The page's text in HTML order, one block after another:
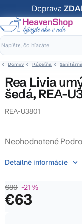
na
obsah
Doprava
Domov Kúpeľňa
Rea Livia
šedá, REA-
REA-U3801
Priemerné
produktu
0,0
z
Neohodnotené
€80 –21 %
€63
Detailné informácie